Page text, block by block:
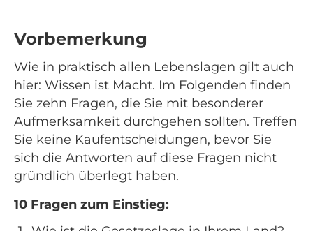
Vorbemerkung
Wie in praktisch allen Lebenslagen gilt auch
hier: Wissen ist Macht. Im Folgenden finden
Sie zehn Fragen, die Sie mit besonderer
Aufmerksamkeit durchgehen sollten. Treffen
Sie keine Kaufentscheidungen, bevor Sie
sich die Antworten auf diese Fragen nicht
gründlich überlegt haben.
10 Fragen zum Einstieg: